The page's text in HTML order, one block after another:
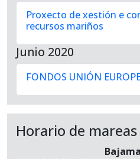
Proxecto de xestión e
recursos mariños
Junio 2020
FONDOS UNIÓN
Horario de mareas